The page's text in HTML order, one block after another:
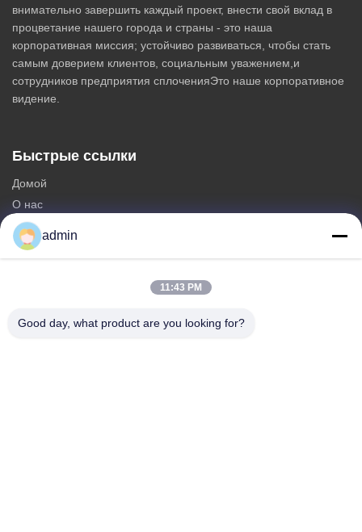
внимательно завершить каждый проект, внести свой вклад в
процветание нашего города и страны - это наша
корпоративная миссия; устойчиво развиваться, чтобы стать
самым доверием клиентов, социальным уважением,и
сотрудников предприятия сплоченияЭто наше корпоративное
видение.
Быстрые ссылки
Домой
О нас
продукты
Свяжитесь с нами
треугольная антенная башня
admin
11:43 PM
Good day, what product are you looking for?